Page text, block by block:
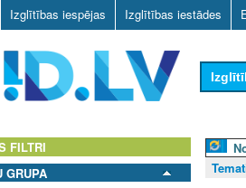
Izglītības iespējas Izglītības iestādes
FILTRI
GRUPA